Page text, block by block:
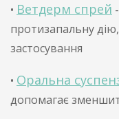
• Ветдерм спрей
протизапальну
застосування
• Оральна
допомагає